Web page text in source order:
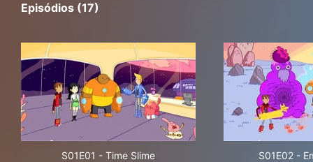
Episódios (17)
S01E01 - Time Slime
S01E02 -